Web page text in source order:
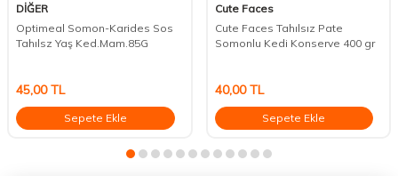
DİĞER
Optimeal Somon-Karides Sos
Tahılsz Yaş Ked.Mam.85G
45,00TL
Sepete Ekle
Cute Faces
Cute Faces Tahılsız Pate
Somonlu Kedi Konserve 400 gr
40,00TL
Sepete Ekle